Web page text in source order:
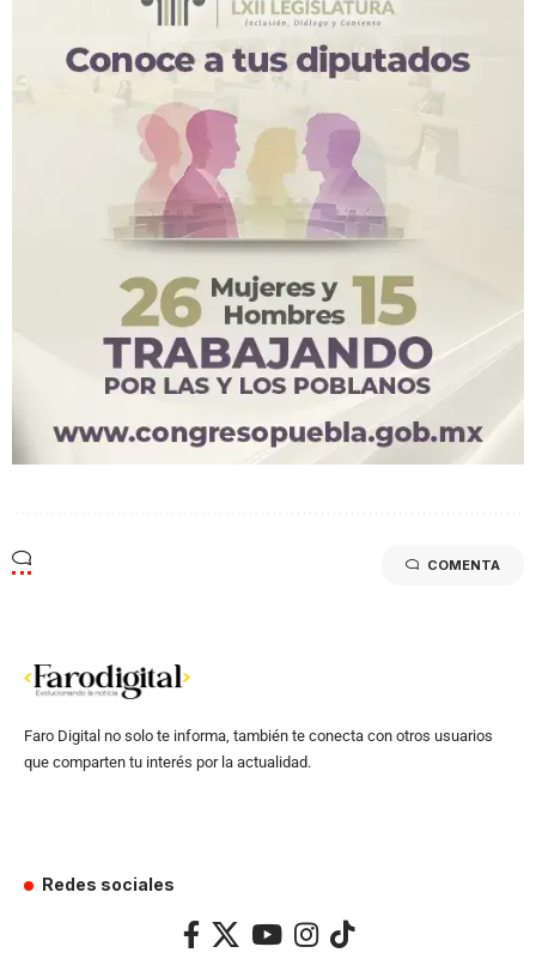
COMENTA
Faro Digital no solo te informa, también te conecta con otros usuarios
que comparten tu interés por la actualidad.
Redes sociales